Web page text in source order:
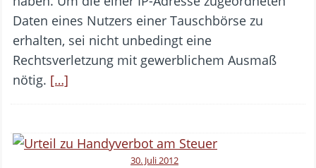
Daten eines Nutzers einer Tauschbörse zu
erhalten, sei nicht unbedingt eine
Rechtsverletzung mit gewerblichem Ausmaß
nötig. […]
30. Juli 2012